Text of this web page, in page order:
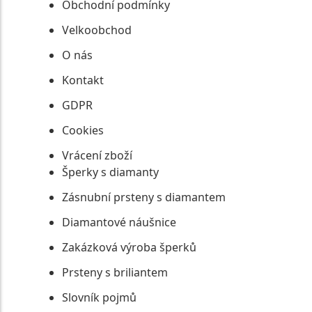
Obchodní podmínky
Velkoobchod
O nás
Kontakt
GDPR
Cookies
Vrácení zboží
Šperky s diamanty
Zásnubní prsteny s diamantem
Diamantové náušnice
Zakázková výroba šperků
Prsteny s briliantem
Slovník pojmů